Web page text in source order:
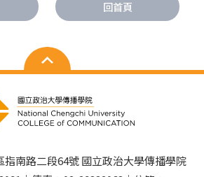
回首頁
指南路二段64號 國立政治大學傳播學院